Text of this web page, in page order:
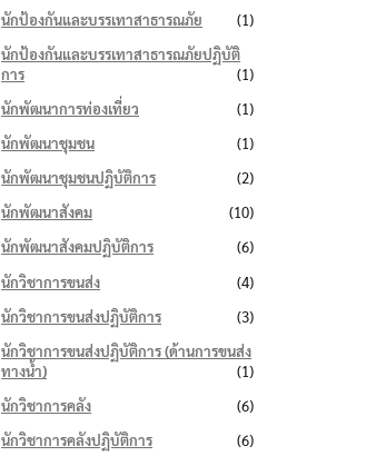
นักป้องกันและบรรเทาสาธารณภัย
(1)
นักป้องกันและบรรเทาสาธารณภัยปฏิบัติ
การ
(1)
นักพัฒนาการท่องเที่ยว
(1)
นักพัฒนาชุมชน
(1)
นักพัฒนาชุมชนปฏิบัติการ
(2)
นักพัฒนาสังคม
(10)
นักพัฒนาสังคมปฏิบัติการ
(6)
นักวิชาการขนส่ง
(4)
นักวิชาการขนส่งปฏิบัติการ
(3)
นักวิชาการขนส่งปฏิบัติการ (ด้านการขนส่ง
ทางน้ำ)
(1)
นักวิชาการคลัง
(6)
นักวิชาการคลังปฏิบัติการ
(6)